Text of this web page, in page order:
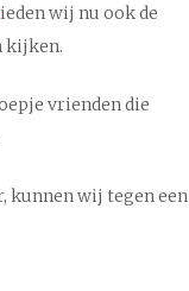
wij nu ook de
kijken.
vrienden die
kunnen wij tegen een